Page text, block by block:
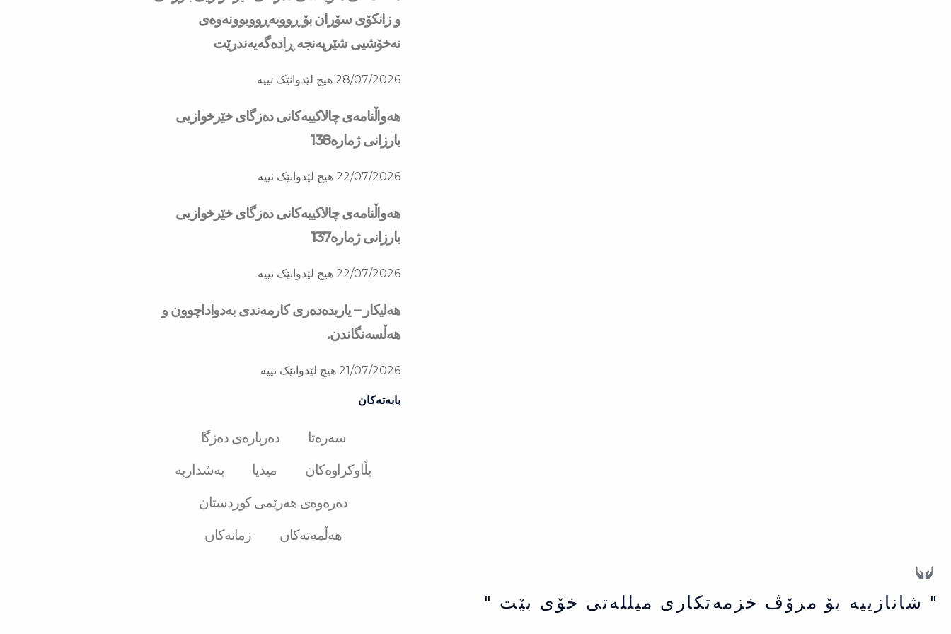
و زانكۆی سۆران بۆ ڕووبه‌ڕووبوونه‌وه‌ی
نه‌خۆشیی شێرپه‌نجه‌ ڕاده‌گه‌یه‌ندرێت
28/07/2026 هیچ لێدوانێک نییە
هەواڵنامەی چالاکییەکانی دەزگای خێرخوازیی
بارزانی ژمارە138
22/07/2026 هیچ لێدوانێک نییە
هەواڵنامەی چالاکییەکانی دەزگای خێرخوازیی
بارزانی ژمارە137
22/07/2026 هیچ لێدوانێک نییە
هەلیکار – یاریدەدەری کارمەندی بەدواداچوون و
هەڵسەنگاندن.
21/07/2026 هیچ لێدوانێک نییە
بابەتەکان
سەرەتا
دەربارەی دەزگا
بڵاوکراوەکان
میدیا
بەشداربە
دەرەوەی هەرێمی کوردستان
هەڵمەتەکان
زمانەکان
" شانازییه بۆ مرۆڤ خزمەتكاری میللەتی خۆی بێت "